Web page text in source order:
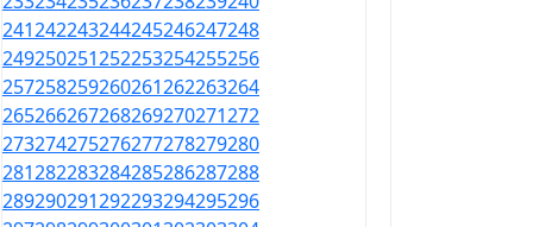
241242243244245246247248
249250251252253254255256
257258259260261262263264
265266267268269270271272
273274275276277278279280
281282283284285286287288
289290291292293294295296